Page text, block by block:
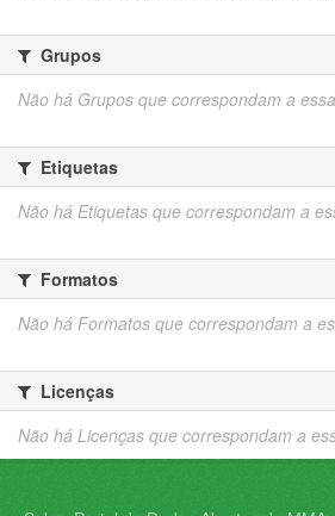
Grupos
Não há Grupos que correspondam a
Etiquetas
Não há Etiquetas que correspondam a
Formatos
Não há Formatos que correspondam a
Licenças
Não há Licenças que correspondam a